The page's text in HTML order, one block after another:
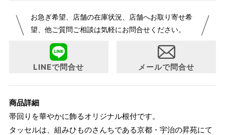
お急ぎ希望、店舗の在庫状況、店舗へお取り寄せ希
望、他ご質問ご相談は気軽にお問合せください。
LINEで問合せ メールで問合せ
商品詳細
帯回りを華やかに飾るオリジナル根付です。
タッセルは、組みひものさんちである京都・宇治の昇苑にて